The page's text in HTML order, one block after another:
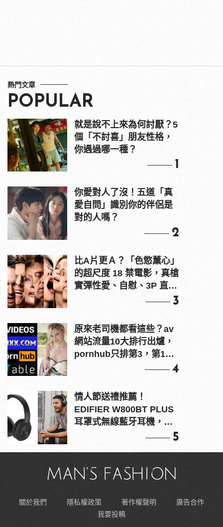
熱門文章
POPULAR
就是說不上來為何討厭？5
個「不討喜」朋友性格，
你遇過哪一種？
1
你愛對人了沒！五道「真
愛自問」識別你的伴侶是
對的人嗎？
2
比A片更Ａ？「色慾薰心」
的超尺度 18 禁電影，真槍
實彈性愛、自慰、3P 直接
3
原來老司機都看這些？av
網站流量10大排行出爐，
pornhub只排第3，第1名
4
情人節送禮推薦！
EDIFIER W800BT PLUS
耳罩式無線藍牙耳機，在
5
關於我們 隱私權政策 著作權聲明
廣告合作
我要投稿